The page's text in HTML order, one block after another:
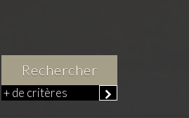
Rechercher
+ de critères